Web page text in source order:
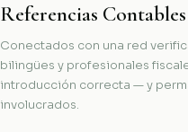
Referencias
Conectados con una red
bilingües y profesionales
introducción correcta — y
involucrados.